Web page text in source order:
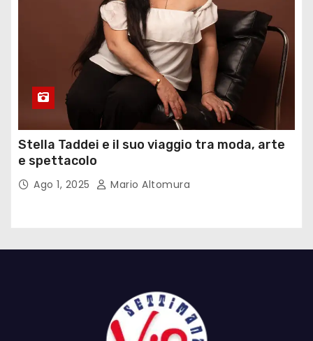
Stella Taddei e il suo viaggio tra moda, arte
e spettacolo
Ago 1, 2025 Mario Altomura